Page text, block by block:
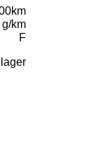
g/km
F